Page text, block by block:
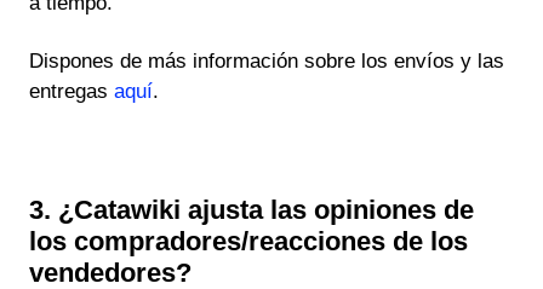
Dispones de más información sobre los envíos y las
entregas aquí.
3. ¿Catawiki ajusta las opiniones de
los compradores/reacciones de los
vendedores?